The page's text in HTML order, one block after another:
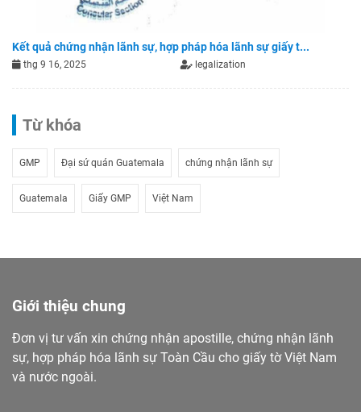
Kết quả chứng nhận lãnh sự, hợp pháp hóa lãnh sự giấy t...
thg 9 16, 2025 legalization
Từ khóa
GMP Đại sứ quán Guatemala chứng nhận lãnh sự
Guatemala Giấy GMP Việt Nam
Giới thiệu chung
Đơn vị tư vấn xin chứng nhận apostille, chứng nhận lãnh
sự, hợp pháp hóa lãnh sự Toàn Cầu cho giấy tờ Việt Nam
và nước ngoài.